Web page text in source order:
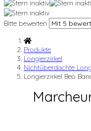
Bitte bewerten
Produkte
Longierzirkel
Nichtüberdachte
Longierzirkel Beo